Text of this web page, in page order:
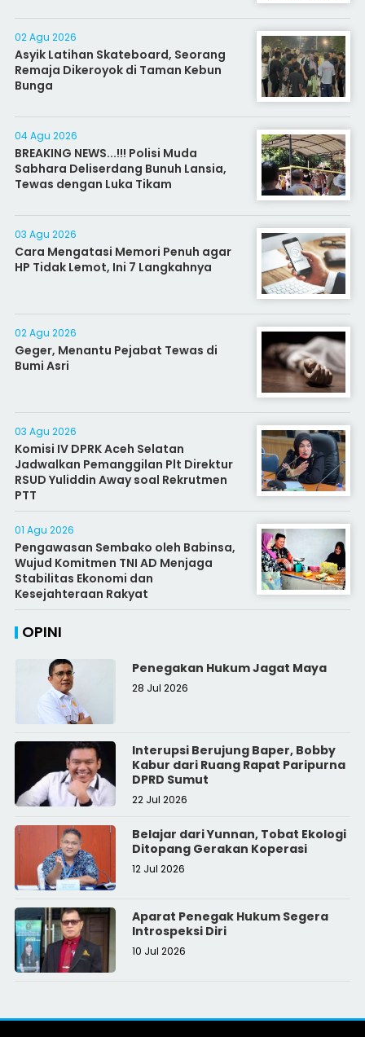
02 Agu 2026
Asyik Latihan Skateboard, Seorang
Remaja Dikeroyok di Taman Kebun
Bunga
04 Agu 2026
BREAKING NEWS...!!! Polisi Muda
Sabhara Deliserdang Bunuh Lansia,
Tewas dengan Luka Tikam
03 Agu 2026
Cara Mengatasi Memori Penuh agar
HP Tidak Lemot, Ini 7 Langkahnya
02 Agu 2026
Geger, Menantu Pejabat Tewas di
Bumi Asri
03 Agu 2026
Komisi IV DPRK Aceh Selatan
Jadwalkan Pemanggilan Plt Direktur
RSUD Yuliddin Away soal Rekrutmen
PTT
01 Agu 2026
Pengawasan Sembako oleh Babinsa,
Wujud Komitmen TNI AD Menjaga
Stabilitas Ekonomi dan
Kesejahteraan Rakyat
OPINI
Penegakan Hukum Jagat Maya
28 Jul 2026
Interupsi Berujung Baper, Bobby
Kabur dari Ruang Rapat Paripurna
DPRD Sumut
22 Jul 2026
Belajar dari Yunnan, Tobat Ekologi
Ditopang Gerakan Koperasi
12 Jul 2026
Aparat Penegak Hukum Segera
Introspeksi Diri
10 Jul 2026